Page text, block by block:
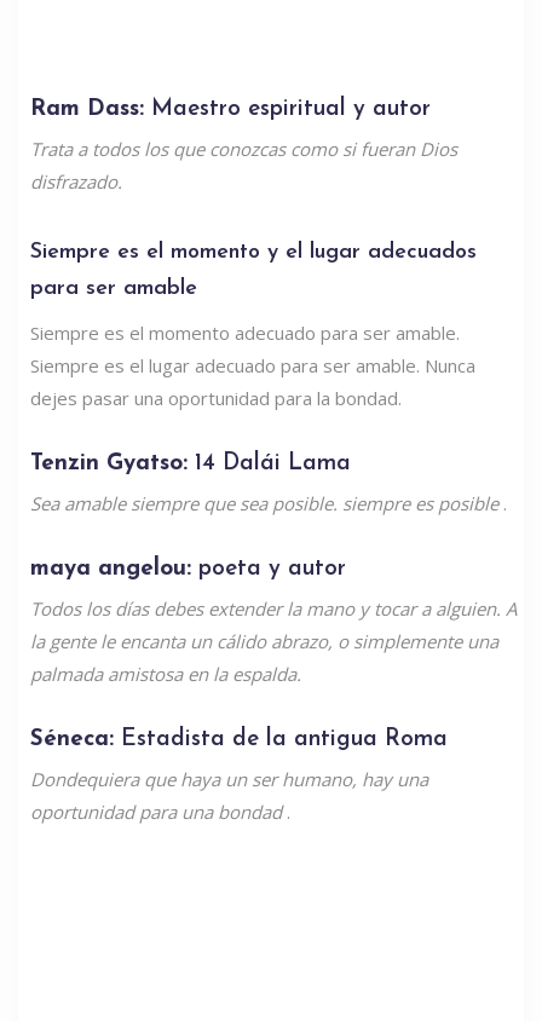
Ram Dass: Maestro espiritual y autor
Trata a todos los que conozcas como si fueran Dios
disfrazado.
Siempre es el momento y el lugar adecuados
para ser amable
Siempre es el momento adecuado para ser amable.
Siempre es el lugar adecuado para ser amable. Nunca
dejes pasar una oportunidad para la bondad.
Tenzin Gyatso: 14 Dalái Lama
Sea amable siempre que sea posible. siempre es posible.
maya angelou: poeta y autor
Todos los días debes extender la mano y tocar a alguien. A
la gente le encanta un cálido abrazo, o simplemente una
palmada amistosa en la espalda.
Séneca: Estadista de la antigua Roma
Dondequiera que haya un ser humano, hay una
oportunidad para una bondad.